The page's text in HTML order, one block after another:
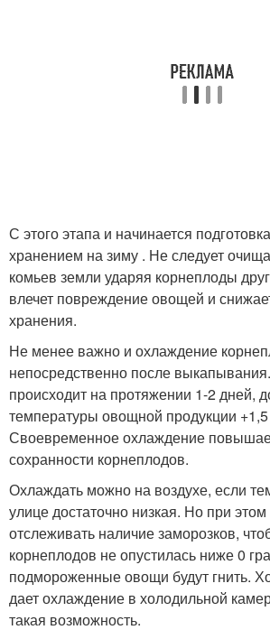
С этого этапа и начинается
хранением на зиму . Не следует
комьев земли ударяя корнеплоды
влечет повреждение овощей и
хранения.
Не менее важно и охлаждение
непосредственно после
происходит на протяжении 1-2 дней,
температуры овощной продукции +1,5
Своевременное охлаждение
сохранности корнеплодов.
Охлаждать можно на воздухе, если
улице достаточно низкая. Но при
отслеживать наличие заморозков,
корнеплодов не опустилась ниже 0
подмороженные овощи будут гнить.
дает охлаждение в холодильной
такая возможность.